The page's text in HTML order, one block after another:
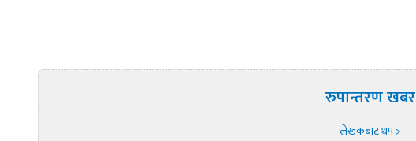
रुपान्तरण खबर
लेखकबाट थप >